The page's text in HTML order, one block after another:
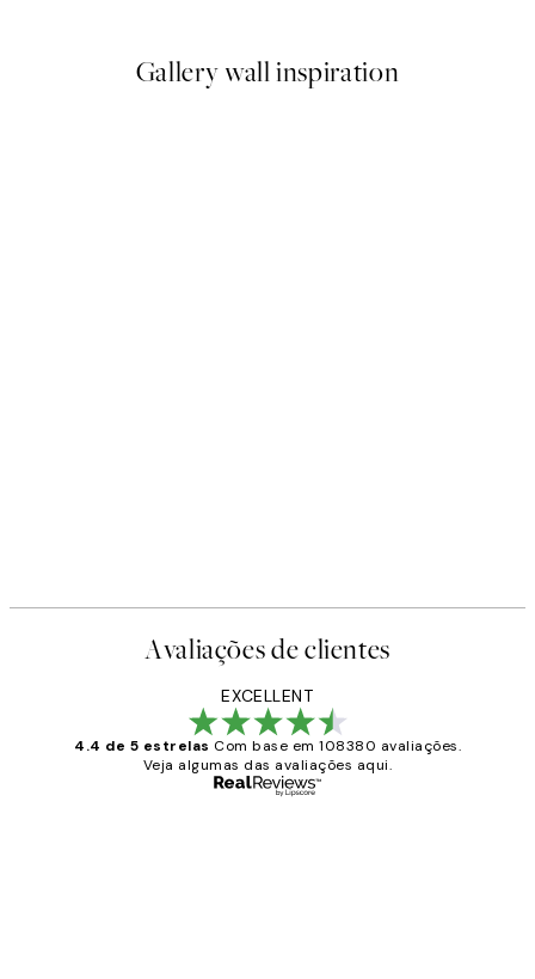
Gallery wall inspiration
Avaliações de clientes
EXCELLENT
4.4 de 5 estrelas Com base em 108380 avaliações.
Veja algumas das avaliações aqui.